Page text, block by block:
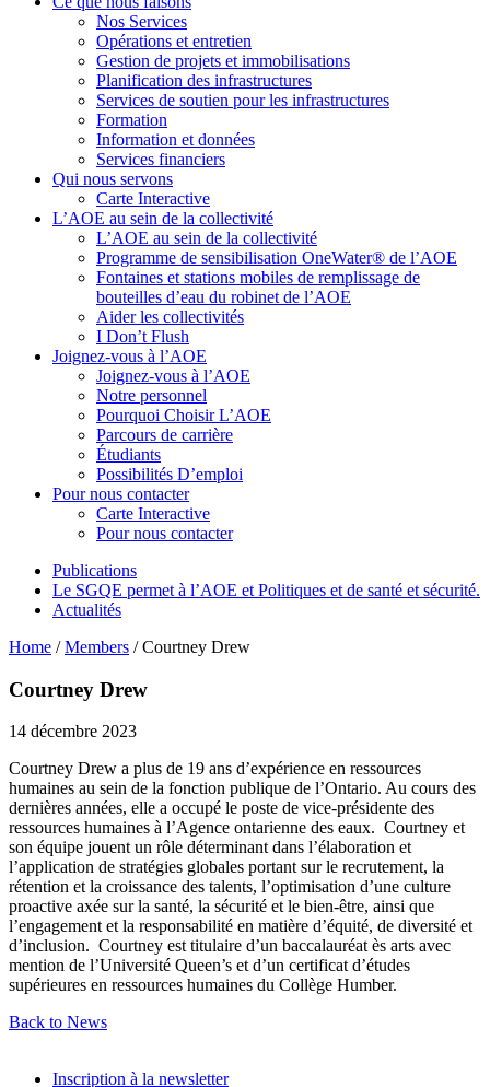
Nos Services
Opérations et entretien
Gestion de projets et immobilisations
Planification des infrastructures
Services de soutien pour les infrastructures
Formation
Information et données
Services financiers
Qui nous servons
Carte Interactive
L’AOE au sein de la collectivité
L’AOE au sein de la collectivité
Programme de sensibilisation OneWater® de l’AOE
Fontaines et stations mobiles de remplissage de
bouteilles d’eau du robinet de l’AOE
Aider les collectivités
I Don’t Flush
Joignez-vous à l’AOE
Joignez-vous à l’AOE
Notre personnel
Pourquoi Choisir L’AOE
Parcours de carrière
Étudiants
Possibilités D’emploi
Pour nous contacter
Carte Interactive
Pour nous contacter
Publications
Le SGQE permet à l’AOE et Politiques et de santé et sécurité.
Actualités
Home /Members /Courtney Drew
Courtney Drew
14 décembre 2023
Courtney Drew a plus de 19 ans d’expérience en ressources
humaines au sein de la fonction publique de l’Ontario. Au cours des
dernières années, elle a occupé le poste de vice-présidente des
ressources humaines à l’Agence ontarienne des eaux. Courtney et
son équipe jouent un rôle déterminant dans l’élaboration et
l’application de stratégies globales portant sur le recrutement, la
rétention et la croissance des talents, l’optimisation d’une culture
proactive axée sur la santé, la sécurité et le bien-être, ainsi que
l’engagement et la responsabilité en matière d’équité, de diversité et
d’inclusion. Courtney est titulaire d’un baccalauréat ès arts avec
mention de l’Université Queen’s et d’un certificat d’études
supérieures en ressources humaines du Collège Humber.
Back to News
Inscription à la newsletter